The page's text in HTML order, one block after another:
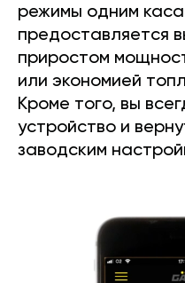
режимы одним
предоставляется
приростом
или экономией
Кроме того, вы
устройство и
заводским